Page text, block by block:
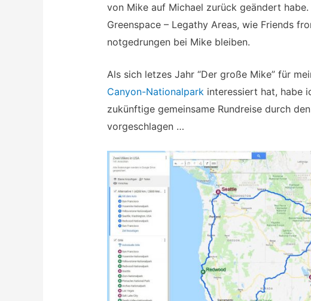
von Mike auf Michael zurück geändert
Greenspace – Legathy Areas, wie Friends
notgedrungen bei Mike bleiben.
Als sich letzes Jahr “Der große Mike” für
Canyon-Nationalparkinteressiert hat, habe
zukünftige gemeinsame Rundreise durch
vorgeschlagen …